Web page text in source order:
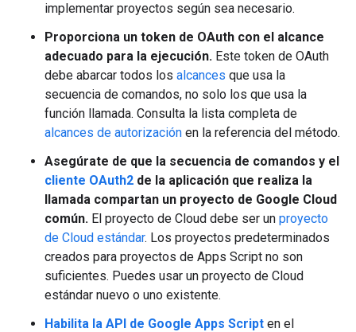
implementar proyectos según sea necesario.
Proporciona un token de OAuth con el alcance
adecuado para la ejecución. Este token de OAuth
debe abarcar todos los alcances que usa la
secuencia de comandos, no solo los que usa la
función llamada. Consulta la lista completa de
alcances de autorización en la referencia del método.
Asegúrate de que la secuencia de comandos y el
cliente OAuth2 de la aplicación que realiza la
llamada compartan un proyecto de Google Cloud
común. El proyecto de Cloud debe ser un proyecto
de Cloud estándar. Los proyectos predeterminados
creados para proyectos de Apps Script no son
suficientes. Puedes usar un proyecto de Cloud
estándar nuevo o uno existente.
Habilita la API de Google Apps Script en el